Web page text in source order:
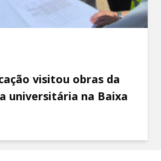
visitou obras da
universitária na Baixa